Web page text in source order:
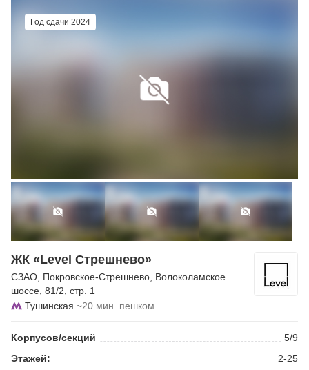
Год сдачи 2024
ЖК «Level Стрешнево»
СЗАО Покровское-Стрешнево Волоколамское
шоссе , 81/2, стр. 1
Тушинская ~20 мин. пешком
Корпусов/секций
5/9
Этажей:
2-25